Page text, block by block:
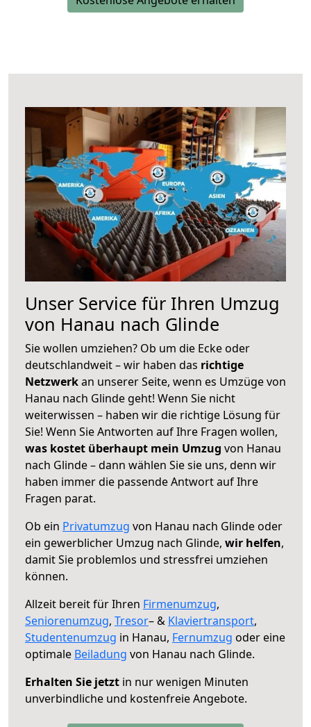
Unser Service für Ihren Umzug
von Hanau nach Glinde
Sie wollen umziehen? Ob um die Ecke oder
deutschlandweit – wir haben das richtige
Netzwerkan unserer Seite, wenn es Umzüge von
Hanau nach Glinde geht! Wenn Sie nicht
weiterwissen – haben wir die richtige Lösung für
Sie! Wenn Sie Antworten auf Ihre Fragen wollen,
was kostet überhaupt mein Umzug von Hanau
nach Glinde – dann wählen Sie sie uns, denn wir
haben immer die passende Antwort auf Ihre
Fragen parat.
Ob ein Privatumzug von Hanau nach Glinde oder
ein gewerblicher Umzug nach Glinde, wir helfen,
damit Sie problemlos und stressfrei umziehen
können.
Allzeit bereit für Ihren Firmenumzug,
Seniorenumzug, Tresor– & Klaviertransport,
Studentenumzug in Hanau, Fernumzug oder eine
optimale Beiladung von Hanau nach Glinde.
Erhalten Sie jetzt in nur wenigen Minuten
unverbindliche und kostenfreie Angebote.